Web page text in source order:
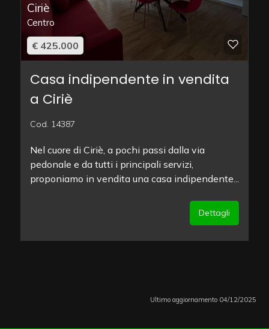
Ciriè
Centro
€ 425.000
Casa indipendente in vendita
a Ciriè
Cod. 14387
Nel cuore di Ciriè, a pochi passi dalla via
pedonale e da tutti i principali servizi,
proponiamo in vendita una casa indipendente...
Dettagli
Ultimo aggiornamento 04/12/2025